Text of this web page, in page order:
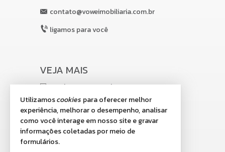
contato@voweimobiliaria.com.br
ligamos para você
VEJA MAIS
receba nosso newsletter
indicadores financeiros
cadastre seu imóvel
imóveis favoritos
Utilizamoscookies para oferecer melhor
experiência, melhorar o desempenho, analisar
como você interage em nosso site e gravar
informações coletadas por meio de
formulários.